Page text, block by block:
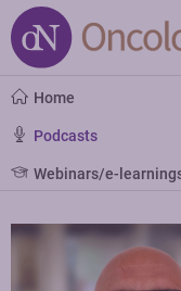
Home
Podcasts
Webinars/e-